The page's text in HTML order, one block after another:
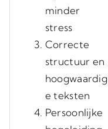
minder
stress
Correcte
structuur en
hoogwaardig
e teksten
Persoonlijke